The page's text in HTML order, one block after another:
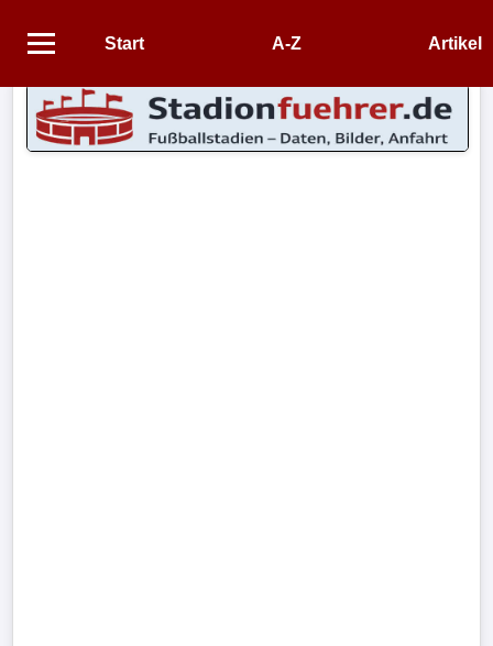
Start A-Z Artikel
Startseite